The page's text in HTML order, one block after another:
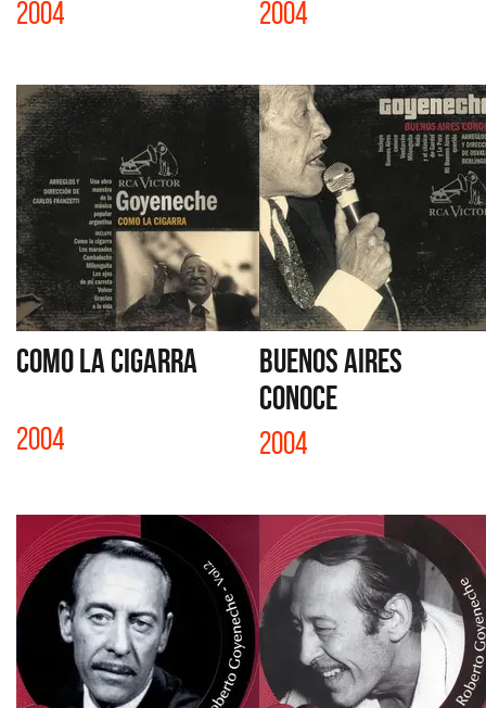
2004 2004
COMO LA CIGARRA
2004
BUENOS AIRES
CONOCE
2004